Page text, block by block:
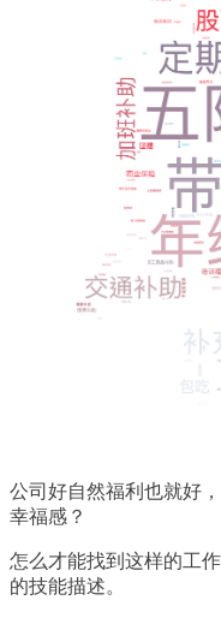
公司好自然福利也就好
幸福感？
怎么才能找到这样的工
的技能描述。